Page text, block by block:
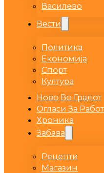
Василево
Вести
Политика
Економија
Спорт
Култура
Ново Во Градот
Огласи За
Хроника
Забава
Рецепти
Магазин